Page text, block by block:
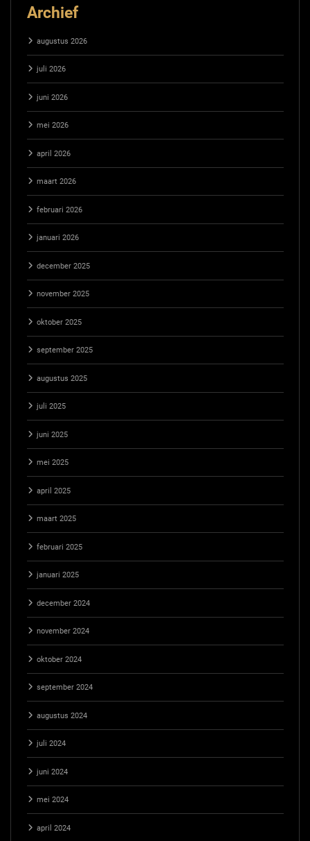
Archief
augustus 2026
juli 2026
juni 2026
mei 2026
april 2026
maart 2026
februari 2026
januari 2026
december 2025
november 2025
oktober 2025
september 2025
augustus 2025
juli 2025
juni 2025
mei 2025
april 2025
maart 2025
februari 2025
januari 2025
december 2024
november 2024
oktober 2024
september 2024
augustus 2024
juli 2024
juni 2024
mei 2024
april 2024